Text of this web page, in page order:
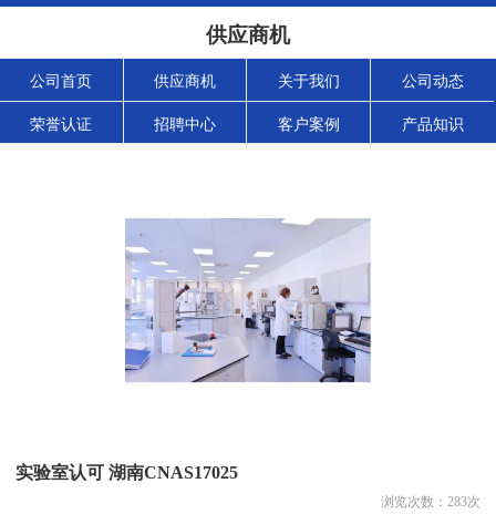
供应商机
公司首页 供应商机 关于我们 公司动态
荣誉认证 招聘中心 客户案例 产品知识
实验室认可 湖南CNAS17025
浏览次数： 283次